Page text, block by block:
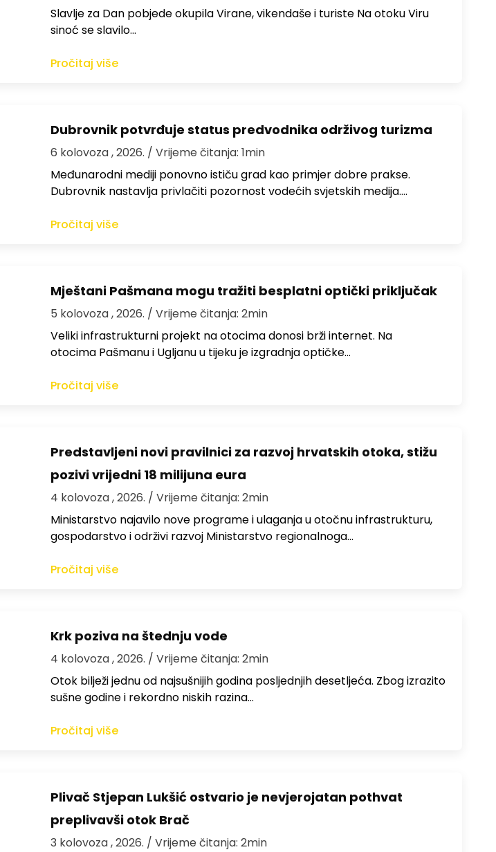
Slavlje za Dan pobjede okupila Virane, vikendaše i turiste Na otoku Viru
sinoć se slavilo…
Pročitaj više
Dubrovnik potvrđuje status predvodnika održivog turizma
6 kolovoza , 2026. / Vrijeme čitanja: 1min
Međunarodni mediji ponovno ističu grad kao primjer dobre prakse.
Dubrovnik nastavlja privlačiti pozornost vodećih svjetskih medija.…
Pročitaj više
Mještani Pašmana mogu tražiti besplatni optički priključak
5 kolovoza , 2026. / Vrijeme čitanja: 2min
Veliki infrastrukturni projekt na otocima donosi brži internet. Na
otocima Pašmanu i Ugljanu u tijeku je izgradnja optičke…
Pročitaj više
Predstavljeni novi pravilnici za razvoj hrvatskih otoka, stižu
pozivi vrijedni 18 milijuna eura
4 kolovoza , 2026. / Vrijeme čitanja: 2min
Ministarstvo najavilo nove programe i ulaganja u otočnu infrastrukturu,
gospodarstvo i održivi razvoj Ministarstvo regionalnoga…
Pročitaj više
Krk poziva na štednju vode
4 kolovoza , 2026. / Vrijeme čitanja: 2min
Otok bilježi jednu od najsušnijih godina posljednjih desetljeća. Zbog izrazito
sušne godine i rekordno niskih razina…
Pročitaj više
Plivač Stjepan Lukšić ostvario je nevjerojatan pothvat
preplivavši otok Brač
3 kolovoza , 2026. / Vrijeme čitanja: 2min